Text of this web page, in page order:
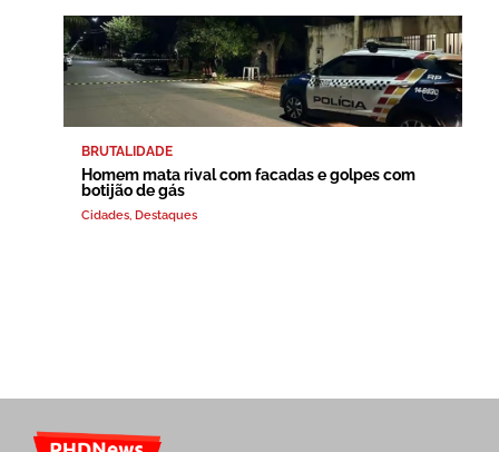
BRUTALIDADE
Homem mata rival com facadas e golpes com
botijão de gás
Cidades, Destaques